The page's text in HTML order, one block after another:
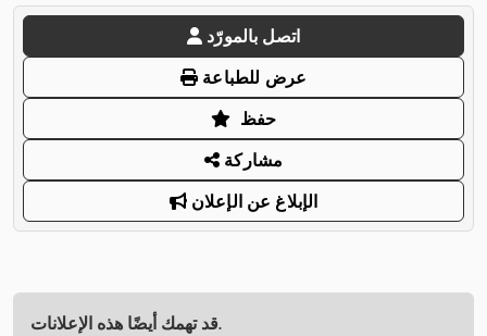
اتصل بالمورّد
عرض للطباعة
حفظ
مشاركة
الإبلاغ عن الإعلان
قد تهمك أيضًا هذه الإعلانات.